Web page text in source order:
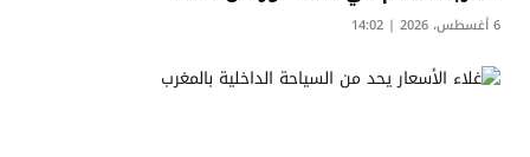
6 أغسطس، 2026 | 14:02